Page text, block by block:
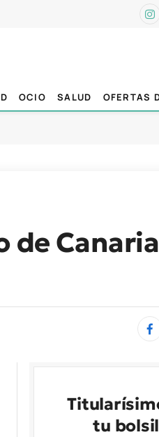
OCIO SALUD OFERTAS
de
tu